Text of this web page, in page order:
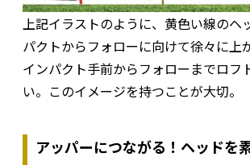
上記イラストのように、黄色い線のヘ
パクトからフォローに向けて徐々に上
インパクト手前からフォローまでロフ
い。このイメージを持つことが大切。
アッパーにつながる！ヘッドを